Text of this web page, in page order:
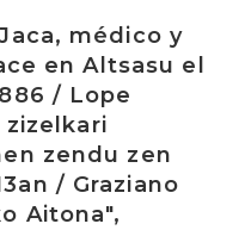
médico y
en Altsasu el
/ Lope
zizelkari
zendu zen
/ Graziano
Aitona",